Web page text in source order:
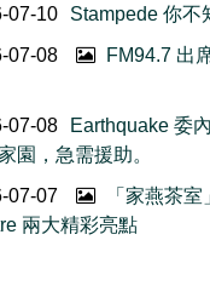
07-10
Stampede 你不
07-08
FM94.7 出
07-08
Earthquake 委
園，急需援助。
07-07
「家燕茶
兩大精彩亮點